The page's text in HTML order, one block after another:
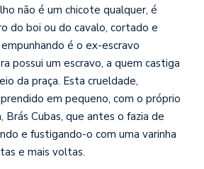
não é um chicote qualquer, é
do boi ou do cavalo, cortado e
é o ex-escravo
possui um escravo, a quem castiga
da praça. Esta crueldade,
em pequeno, com o próprio
Brás Cubas, que antes o fazia de
e fustigando-o com uma varinha
e mais voltas.